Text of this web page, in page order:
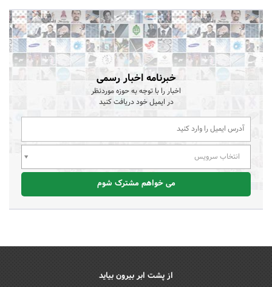
خبرنامه اخبار رسمی
اخبار را با توجه به حوزه موردنظر
در ایمیل خود دریافت کنید
انتخاب سرویس
می خواهم مشترک شوم
از پشت ابر بیرون بیاید